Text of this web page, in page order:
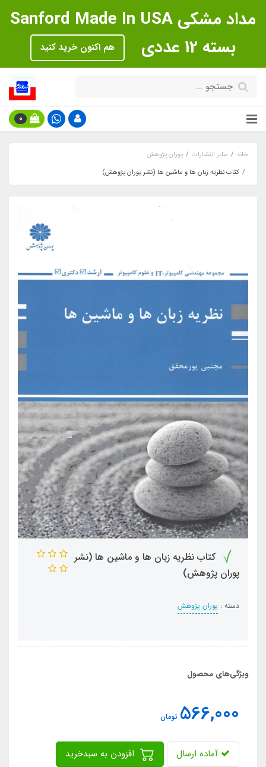
مداد مشکی Sanford Made In USA
بسته 12 عددی
هم اکنون خرید کنید
0
خانه سایر انتشارات
پوران پژوهش
کتاب نظریه زبان ها و ماشین ها (نشر پوران پژوهش)
کتاب نظریه زبان ها و ماشین ها (نشر
پوران پژوهش)
دسته : پوران پژوهش
ویژگی‌های محصول
566,000 تومان
آماده ارسال